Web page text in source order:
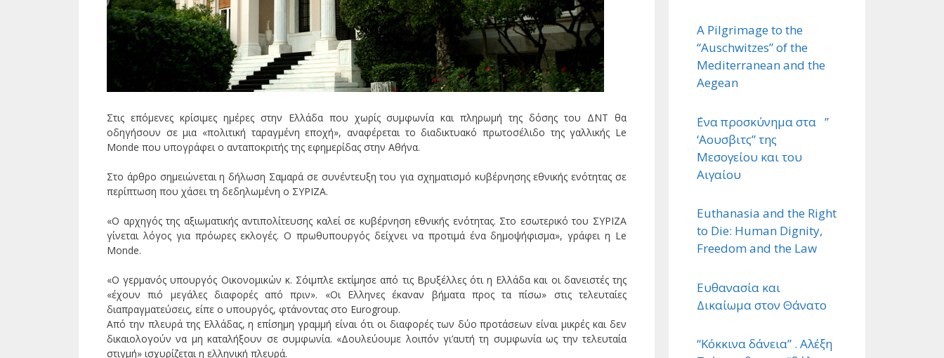
Στις επόμενες κρίσιμες ημέρες στην Ελλάδα που χωρίς συμφωνία και πληρωμή της δόσης του ΔΝΤ θα
οδηγήσουν σε μια «πολιτική ταραγμένη εποχή», αναφέρεται το διαδικτυακό πρωτοσέλιδο της γαλλικής Le
Monde που υπογράφει ο ανταποκριτής της εφημερίδας στην Αθήνα.
Στο άρθρο σημειώνεται η δήλωση Σαμαρά σε συνέντευξη του για σχηματισμό κυβέρνησης εθνικής ενότητας σε
περίπτωση που χάσει τη δεδηλωμένη ο ΣΥΡΙΖΑ.
«Ο αρχηγός της αξιωματικής αντιπολίτευσης καλεί σε κυβέρνηση εθνικής ενότητας. Στο εσωτερικό του ΣΥΡΙΖΑ
γίνεται λόγος για πρόωρες εκλογές. Ο πρωθυπουργός δείχνει να προτιμά ένα δημοψήφισμα», γράφει η Le
Monde.
«Ο γερμανός υπουργός Οικονομικών κ. Σόιμπλε εκτίμησε από τις Βρυξέλλες ότι η Ελλάδα και οι δανειστές της
«έχουν πιό μεγάλες διαφορές από πριν». «Οι Ελληνες έκαναν βήματα προς τα πίσω» στις τελευταίες
διαπραγματεύσεις, είπε ο υπουργός, φτάνοντας στο Eurogroup.
Από την πλευρά της Ελλάδας, η επίσημη γραμμή είναι ότι οι διαφορές των δύο προτάσεων είναι μικρές και δεν
δικαιολογούν να μη καταλήξουν σε συμφωνία. «Δουλεύουμε λοιπόν γι’αυτή τη συμφωνία ως την τελευταία
στιγμή» ισχυρίζεται η ελληνική πλευρά.
A Pilgrimage to the
“Auschwitzes” of the
Mediterranean and the
Aegean
΄Ενα προσκύνημα στα ”
‘Αουσβιτς” της
Μεσογείου και του
Αιγαίου
Euthanasia and the Right
to Die: Human Dignity,
Freedom and the Law
Ευθανασία και
Δικαίωμα στον Θάνατο
“Κόκκινα δάνεια” . Αλέξη